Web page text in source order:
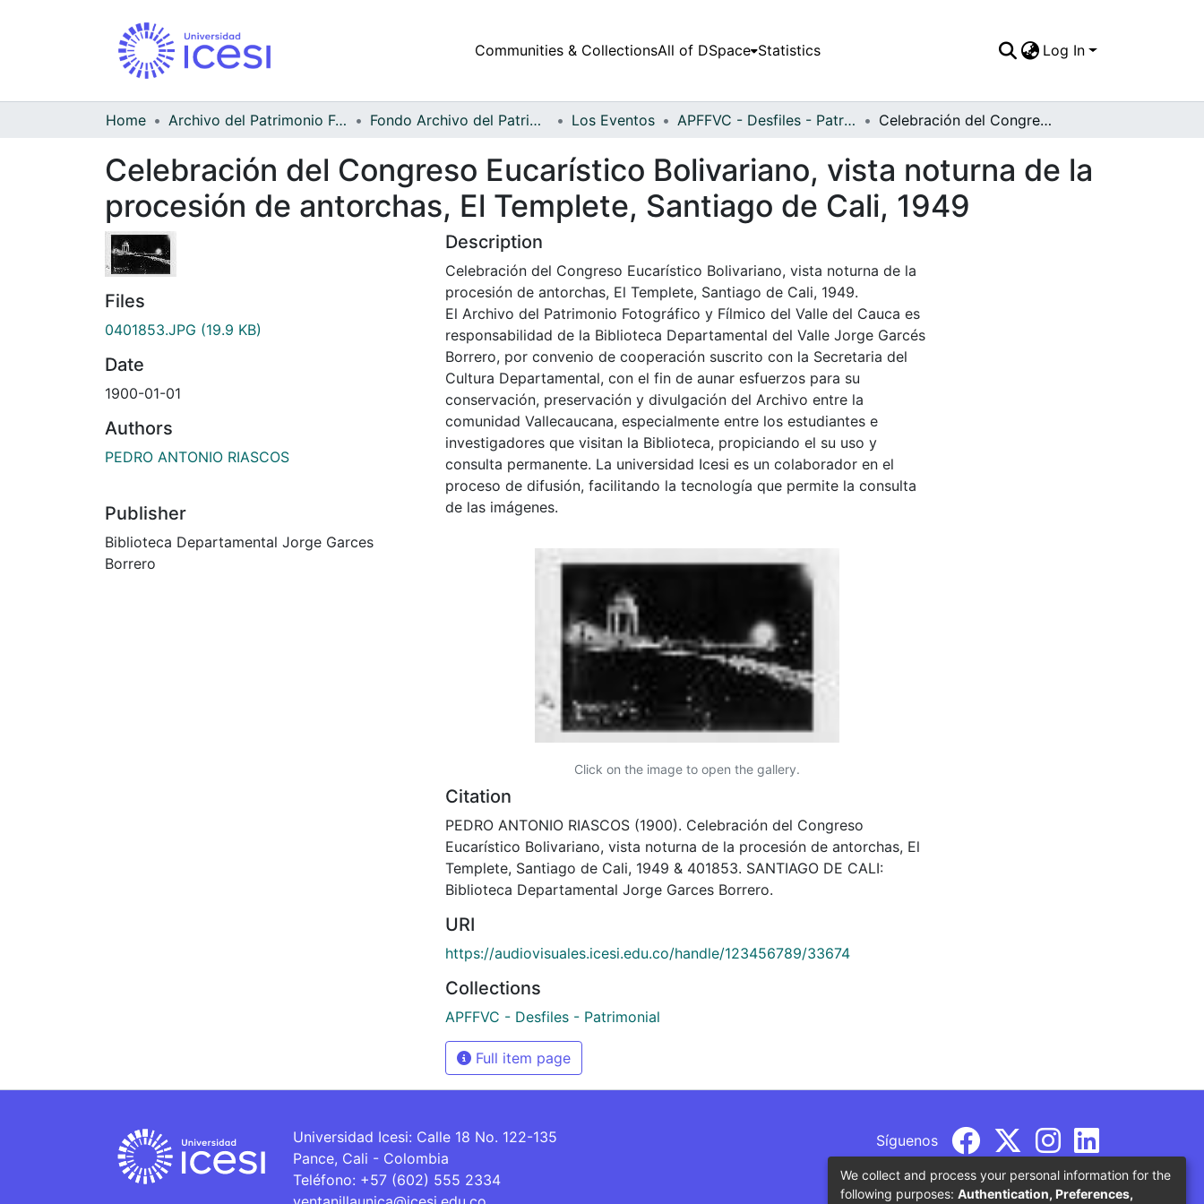
Communities & CollectionsAll of DSpace Statistics Log In
Home Archivo del Patrimonio Fotográfico y Fílmico del Valle del Cauca Fondo Archivo del Patrimonio Fotográfico y Fílmico del Valle del Cauca Los Eventos APFFVC - Desfiles - Patrimonial Celebración del Congreso Eucarístico Bolivariano, vista noturna de la procesión de antorchas, El Templete, Santiago de Cali, 1949
Celebración del Congreso Eucarístico Bolivariano, vista noturna de la
procesión de antorchas, El Templete, Santiago de Cali, 1949
Files
0401853.JPG (19.9 KB)
Date
1900-01-01
Authors
PEDRO ANTONIO RIASCOS
Publisher
Biblioteca Departamental Jorge Garces
Borrero
Description
Celebración del Congreso Eucarístico Bolivariano, vista noturna de la
procesión de antorchas, El Templete, Santiago de Cali, 1949.
El Archivo del Patrimonio Fotográfico y Fílmico del Valle del Cauca es
responsabilidad de la Biblioteca Departamental del Valle Jorge Garcés
Borrero, por convenio de cooperación suscrito con la Secretaria del
Cultura Departamental, con el fin de aunar esfuerzos para su
conservación, preservación y divulgación del Archivo entre la
comunidad Vallecaucana, especialmente entre los estudiantes e
investigadores que visitan la Biblioteca, propiciando el su uso y
consulta permanente. La universidad Icesi es un colaborador en el
proceso de difusión, facilitando la tecnología que permite la consulta
de las imágenes.
Click on the image to open the gallery.
Citation
PEDRO ANTONIO RIASCOS (1900). Celebración del Congreso
Eucarístico Bolivariano, vista noturna de la procesión de antorchas, El
Templete, Santiago de Cali, 1949 & 401853. SANTIAGO DE CALI:
Biblioteca Departamental Jorge Garces Borrero.
URI
https://audiovisuales.icesi.edu.co/handle/123456789/33674
Collections
APFFVC - Desfiles - Patrimonial
Full item page
Universidad Icesi: Calle 18 No. 122-135
Pance, Cali - Colombia
Teléfono: +57 (602) 555 2334
Síguenos
We collect and process your personal information for the
following purposes: Authentication, Preferences,